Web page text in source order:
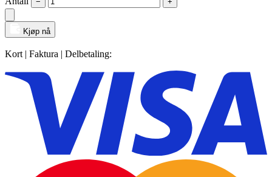
Kjøp nå
Kort | Faktura | Delbetaling: